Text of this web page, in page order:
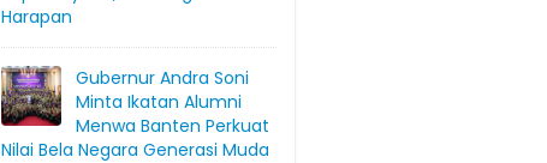
Harapan
Gubernur Andra Soni
Minta Ikatan Alumni
Menwa Banten Perkuat
Nilai Bela Negara Generasi Muda